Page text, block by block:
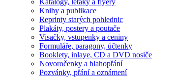
Katalogy, letáky a flyery
Knihy a publikace
Reprinty starých pohlednic
Plakáty, postery a poutače
Visačky, vstupenky a ceniny
Formuláře, paragony, účtenky
Booklety, inlaye, CD a DVD nosiče
Novoročenky a blahopřání
Pozvánky, přání a oznámení